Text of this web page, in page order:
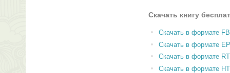
Скачать книгу
Скачать в формате
Скачать в формате
Скачать в формате
Скачать в формате